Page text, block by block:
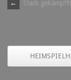
Post
← Stark gekämpft!